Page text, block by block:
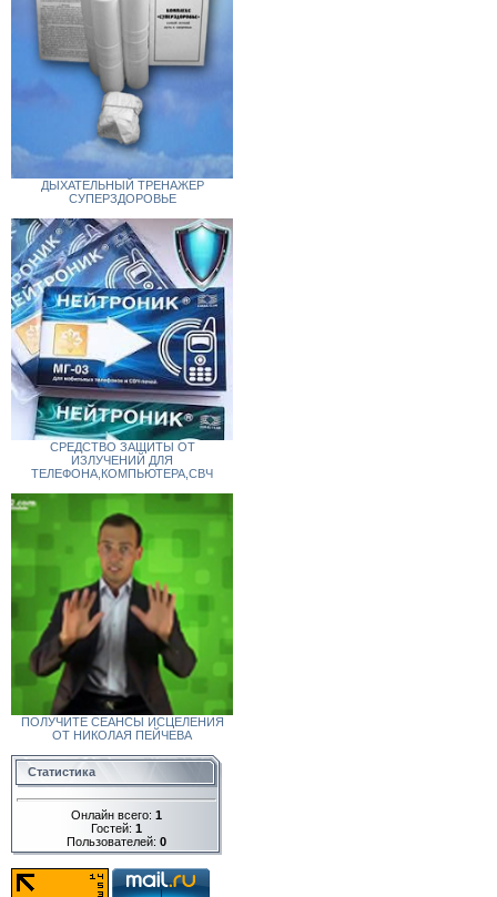
ДЫХАТЕЛЬНЫЙ ТРЕНАЖЕР
СУПЕРЗДОРОВЬЕ
СРЕДСТВО ЗАЩИТЫ ОТ
ИЗЛУЧЕНИЙ ДЛЯ
ТЕЛЕФОНА,КОМПЬЮТЕРА,СВЧ
ПОЛУЧИТЕ СЕАНСЫ ИСЦЕЛЕНИЯ
ОТ НИКОЛАЯ ПЕЙЧЕВА
Статистика
Онлайн всего: 1
Гостей: 1
Пользователей: 0